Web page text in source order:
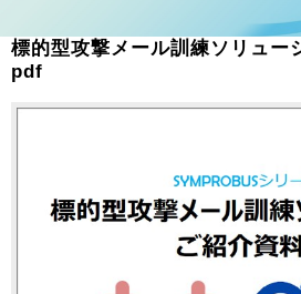
お問い合わせ
標的型攻撃メール訓練ソリュー
pdf